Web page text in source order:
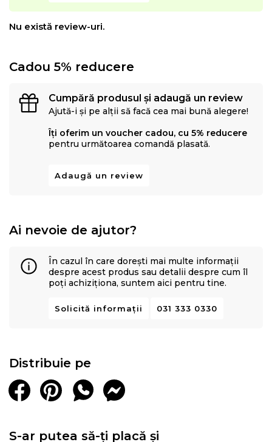
Nu există review-uri.
Cadou 5% reducere
Cumpără produsul și adaugă un review
Ajută-i și pe alții să facă cea mai bună alegere!
Îți oferim un voucher cadou, cu 5% reducere
pentru următoarea comandă plasată.
Adaugă un review
Ai nevoie de ajutor?
În cazul în care dorești mai multe informații
despre acest produs sau detalii despre cum îl
poți achiziționa, suntem aici pentru tine.
Solicită informații 031 333 0330
Distribuie pe
S-ar putea să-ți placă și